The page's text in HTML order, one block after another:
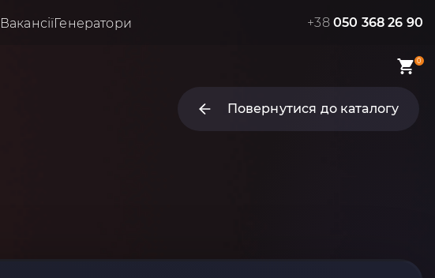
ВакансіїГенератори +38 050 368 26 90
0
Повернутися до каталогу